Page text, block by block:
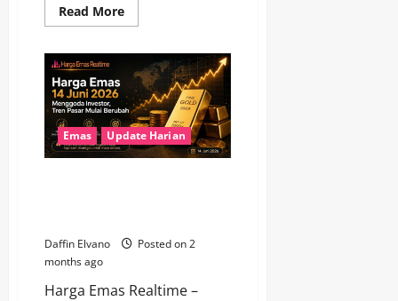
Read MoreRead
more
Kehilangan
Pesona,
Harga
Hari
Ini
Menguat
di
Tengah
Emas Update Harian
Daffin Elvano
Posted on 2
months ago
Harga Emas Realtime –